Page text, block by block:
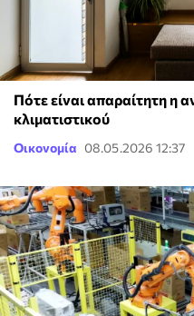
Πότε είναι απαραίτητη η
κλιματιστικού
Οικονομία 08.05.2026 12:37